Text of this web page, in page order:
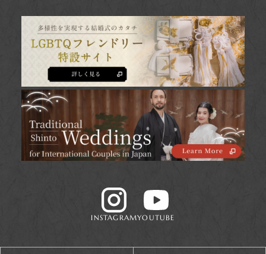
INSTAGRAMYOUTUBE